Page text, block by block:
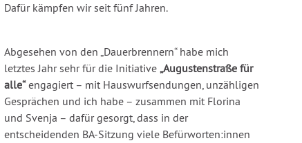
Dafür kämpfen wir seit fünf Jahren.
Abgesehen von den „Dauerbrennern“ habe mich
letztes Jahr sehr für die Initiative „Augustenstraße für
alle“engagiert – mit Hauswurfsendungen, unzähligen
Gesprächen und ich habe – zusammen mit Florina
und Svenja – dafür gesorgt, dass in der
entscheidenden BA-Sitzung viele Befürworten:innen